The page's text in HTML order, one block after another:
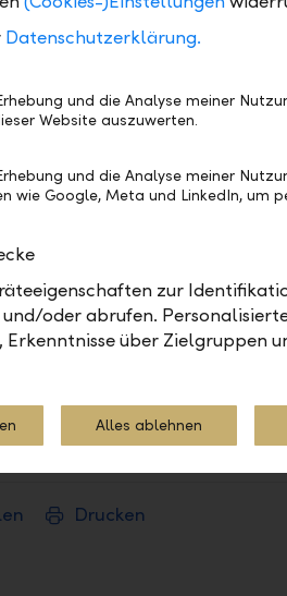
Cornelia Zeh,
ist mit 17 Standorten und
die grösste Regionalbank
ist sie in den sechs
Sarganserland,
befindet sich im Besitz der
(LLB).
Drucken
Datenschutzerklärung.
und die Analyse meiner
Website auszuwerten.
und die Analyse meiner
wie Google, Meta und LinkedIn, um
zur
oder abrufen.
über Zielgruppen
Alles ablehnen